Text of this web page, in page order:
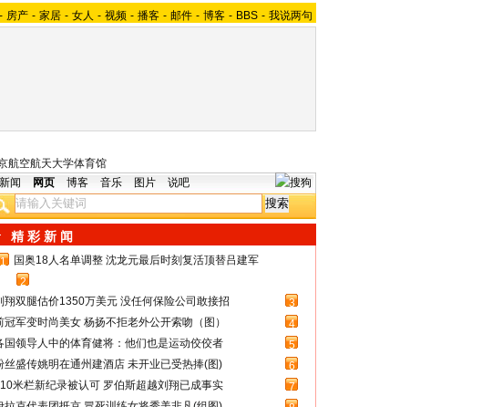
- 房产 - 家居 - 女人 - 视频 - 播客 - 邮件 - 博客 - BBS - 我说两句
航空航天大学体育馆
新闻 网页 博客 音乐 图片 说吧
精 彩 新 闻
1
国奥18人名单调整 沈龙元最后时刻复活顶替吕建军
2
翔双腿估价1350万美元 没任何保险公司敢接招
3
冠军变时尚美女 杨扬不拒老外公开索吻（图）
4
国领导人中的体育健将：他们也是运动佼佼者
5
丝盛传姚明在通州建酒店 未开业已受热捧(图)
6
米栏新纪录被认可 罗伯斯超越刘翔已成事实
7